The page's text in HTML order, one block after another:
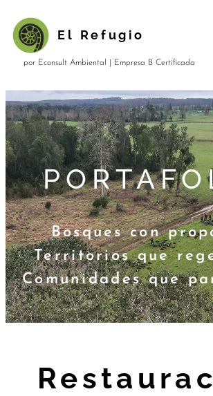
El Refugio
por Econsult Ambiental | Empresa B Certificada
Bosques con
Territorios que
Comunidades que